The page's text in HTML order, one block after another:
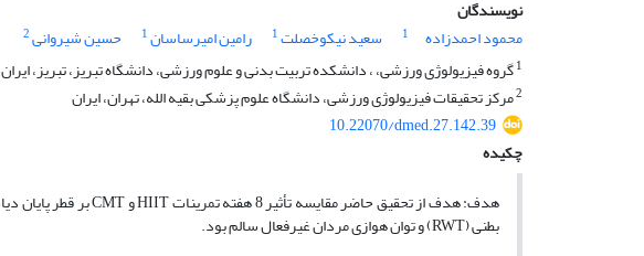
نویسندگان
محمود احمدزاده
1 سعید نیکوخصلت1 رامین امیرساسان1 حسین شیروانی2
1گروه فیزیولوژی ورزشی، ، دانشکده تربیت بدنی و علوم ورزشی، دانشگاه تبریز، تبریز، ایران
2مرکز تحقیقات فیزیولوژی ورزشی، دانشگاه علوم پزشکی بقیه الله، تهران، ایران
10.22070/dmed.27.142.39
چکیده
بطنی (RWT) و توان هوازی مردان غیرفعال سالم بود.